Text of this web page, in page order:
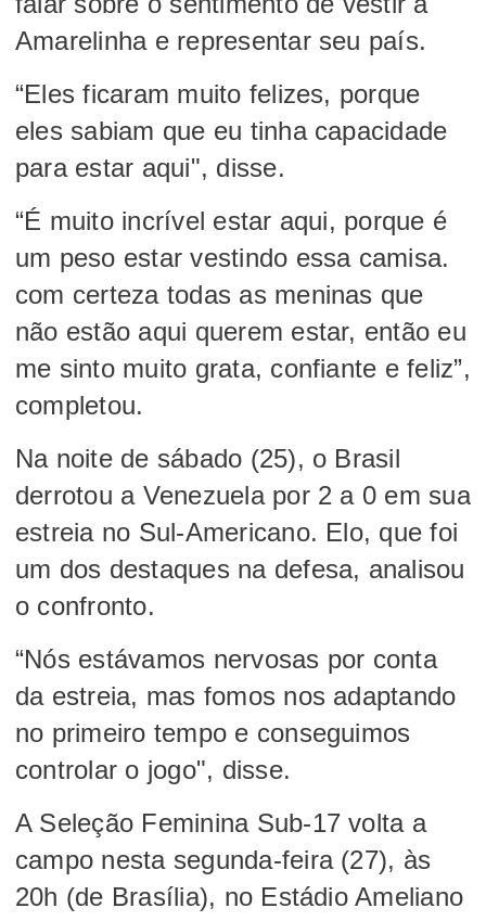
Amarelinha e representar seu país.
“Eles ficaram muito felizes, porque
eles sabiam que eu tinha capacidade
para estar aqui", disse.
“É muito incrível estar aqui, porque é
um peso estar vestindo essa camisa.
com certeza todas as meninas que
não estão aqui querem estar, então eu
me sinto muito grata, confiante e feliz”,
completou.
Na noite de sábado (25), o Brasil
derrotou a Venezuela por 2 a 0 em sua
estreia no Sul-Americano. Elo, que foi
um dos destaques na defesa, analisou
o confronto.
“Nós estávamos nervosas por conta
da estreia, mas fomos nos adaptando
no primeiro tempo e conseguimos
controlar o jogo", disse.
A Seleção Feminina Sub-17 volta a
campo nesta segunda-feira (27), às
20h (de Brasília), no Estádio Ameliano